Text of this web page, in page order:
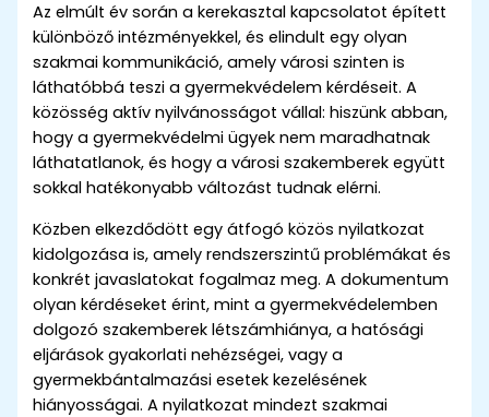
Az elmúlt év során a kerekasztal kapcsolatot épített
különböző intézményekkel, és elindult egy olyan
szakmai kommunikáció, amely városi szinten is
láthatóbbá teszi a gyermekvédelem kérdéseit. A
közösség aktív nyilvánosságot vállal: hiszünk abban,
hogy a gyermekvédelmi ügyek nem maradhatnak
láthatatlanok, és hogy a városi szakemberek együtt
sokkal hatékonyabb változást tudnak elérni.
Közben elkezdődött egy átfogó közös nyilatkozat
kidolgozása is, amely rendszerszintű problémákat és
konkrét javaslatokat fogalmaz meg. A dokumentum
olyan kérdéseket érint, mint a gyermekvédelemben
dolgozó szakemberek létszámhiánya, a hatósági
eljárások gyakorlati nehézségei, vagy a
gyermekbántalmazási esetek kezelésének
hiányosságai. A nyilatkozat mindezt szakmai